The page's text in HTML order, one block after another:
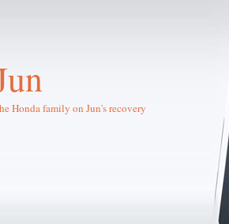
Honda family on Jun's recovery